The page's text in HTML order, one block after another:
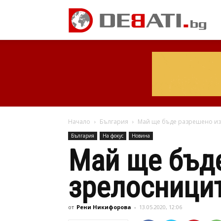
Начало България Май ще бъде разрешено
България На фокус Новина
Май ще
от Рени Никифорова - 13.05.2020, 12:06